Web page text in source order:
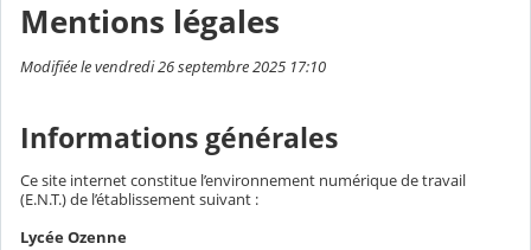
Mentions légales
Modifiée le vendredi 26 septembre 2025 17:10
Informations générales
Ce site internet constitue l’environnement numérique de travail
(E.N.T.) de l’établissement suivant :
Lycée Ozenne